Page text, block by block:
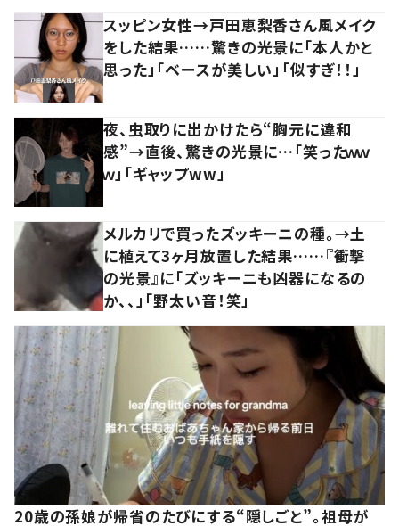
スッピン女性→戸田恵梨香さん風メイク
をした結果……驚きの光景に「本人かと
思った」「ベースが美しい」「似すぎ！！」
夜、虫取りに出かけたら“胸元に違和
感”→直後、驚きの光景に…「笑ったｗｗ
ｗ」「ギャップww」
メルカリで買ったズッキーニの種。→土
に植えて3ヶ月放置した結果……『衝撃
の光景』に「ズッキーニも凶器になるの
か、、」「野太い音！笑」
20歳の孫娘が帰省のたびにする“隠しごと”。祖母が